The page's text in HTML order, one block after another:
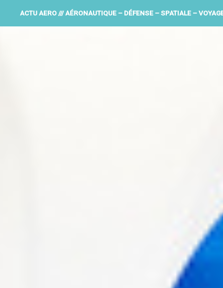
ACTU AERO /// AÉRONAUTIQUE – DÉFENSE – SPATIALE –
16 décembre 2016